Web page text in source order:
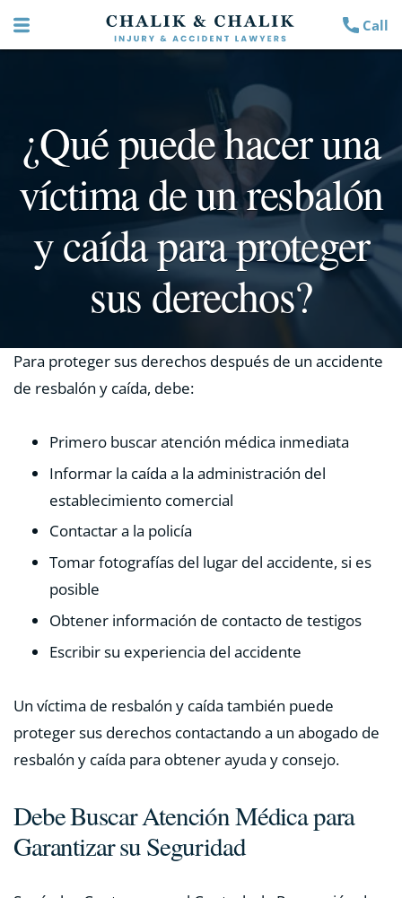
Call
¿Qué puede hacer una
víctima de un resbalón
y caída para proteger
sus derechos?
Para proteger sus derechos después de un accidente
de resbalón y caída, debe:
Primero buscar atención médica inmediata
Informar la caída a la administración del
establecimiento comercial
Contactar a la policía
Tomar fotografías del lugar del accidente, si es
posible
Obtener información de contacto de testigos
Escribir su experiencia del accidente
Un víctima de resbalón y caída también puede
proteger sus derechos contactando a un abogado de
resbalón y caída para obtener ayuda y consejo.
Debe Buscar Atención Médica para
Garantizar su Seguridad